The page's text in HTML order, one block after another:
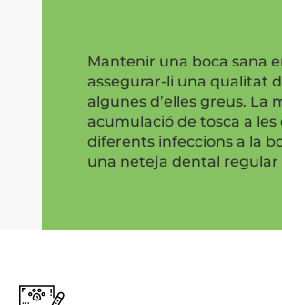
Mantenir una boca sana
assegurar-li una qualitat
algunes d’elles greus.
acumulació de tosca a
diferents infeccions a la
una neteja dental regular